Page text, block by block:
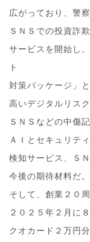
広がっており、警
ＳＮＳでの投資詐
サービスを開始し
ト
対策パッケージ」
高いデジタルリス
ＳＮＳなどの中傷
ＡＩとセキュリテ
検知サービス、Ｓ
今後の期待材料だ。
そして、創業２０
２０２５年２月に
クオカード２万円分